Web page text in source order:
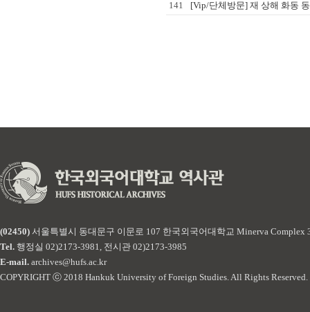
141
[Vip/단체방문] 재 상해 화동
(02450) 서울특별시 동대문구 이문로 107 한국외국어대학교 Minerva Complex
Tel. 행정실 02)2173-3981, 전시관 02)2173-3985
E-mail. archives@hufs.ac.kr
COPYRIGHT ⓒ 2018 Hankuk University of Foreign Studies. All Rights Reserved.